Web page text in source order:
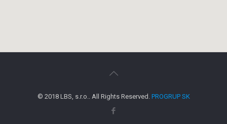
© 2018 LBS, s.r.o.. All Rights Reserved. PROGRUP SK